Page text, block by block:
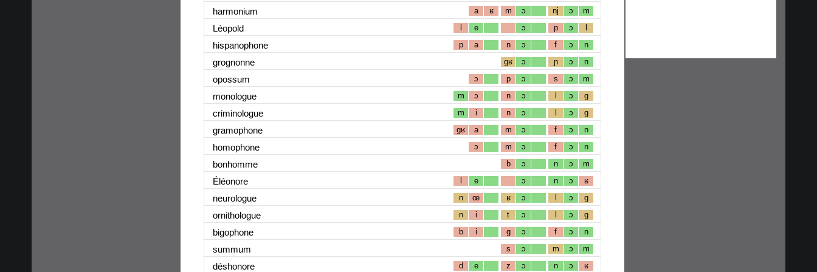
harmonium a ʁ m ɔ nj ɔ m
Léopold l e ɔ p ɔ l
hispanophone p a n ɔ f ɔ n
grognonne gʁ ɔ ɲ ɔ n
opossum ɔ p ɔ s ɔ m
monologue m ɔ n ɔ l ɔ g
criminologue m i n ɔ l ɔ g
gramophone gʁ a m ɔ f ɔ n
homophone ɔ m ɔ f ɔ n
bonhomme b ɔ n ɔ m
Éléonore l e ɔ n ɔ ʁ
neurologue n œ ʁ ɔ l ɔ g
ornithologue n i t ɔ l ɔ g
bigophone b i g ɔ f ɔ n
summum s ɔ m ɔ m
déshonore d e z ɔ n ɔ ʁ